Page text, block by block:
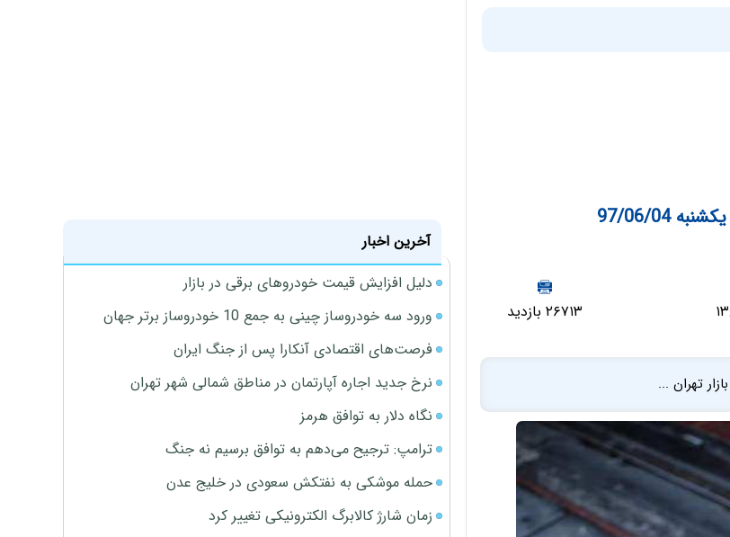
97/06/04
۲۶۷۱۳ بازدید
آخرین اخبار
دلیل افزایش قیمت خودروهای برقی در بازار
ورود سه خودروساز چینی به جمع 10 خودروساز برتر جهان
فرصت‌های اقتصادی آنکارا پس از جنگ ایران
نرخ جدید اجاره آپارتمان در مناطق شمالی شهر تهران
نگاه دلار به توافق هرمز
ترامپ: ترجیح می‌دهم به توافق برسیم نه جنگ
حمله موشکی به نفتکش سعودی در خلیج عدن
زمان شارژ کالابرگ الکترونیکی تغییر کرد